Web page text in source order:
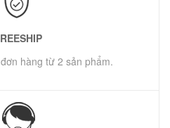
hàng từ 2 sản phẩm.